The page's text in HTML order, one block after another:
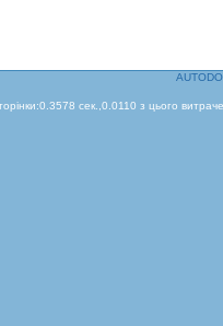
сек.,0.0110 з цього